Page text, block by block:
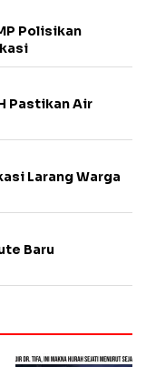
Polisikan
Pastikan Air
Larang Warga
Baru